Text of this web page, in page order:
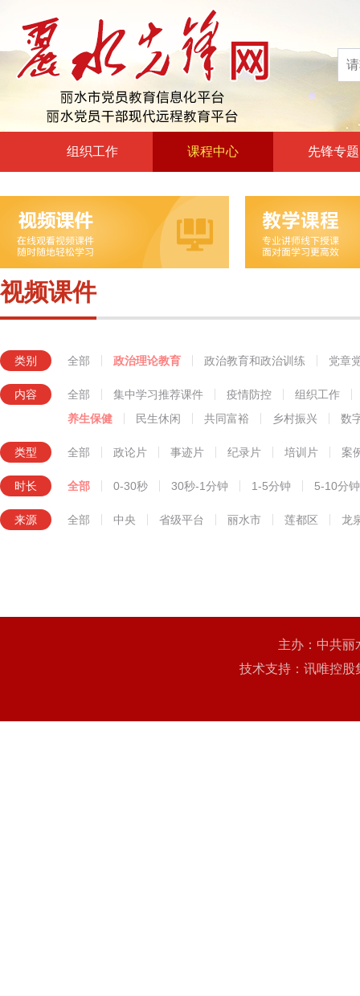
组织工作
领导动态
自身建设
组工文件
组工之窗
课程中心
政治教育和政治训练
党章党规党纪教育
革命传统教育
先锋专题
视频课件
类别 全部 政治理论教育 政治教育和政治训练 党章
内容 全部 集中学习推荐课件 疫情防控
组织工作
养生保健
民生休闲 共同富裕 乡村振兴 数
类型 全部 政论片 事迹片 纪录片 培训片 案
时长 全部 0-30秒 30秒-1分钟 1-5分钟 5-10分钟
来源 全部 中央 省级平台 丽水市 莲都区 龙
主办：中共
技术支持：讯唯控